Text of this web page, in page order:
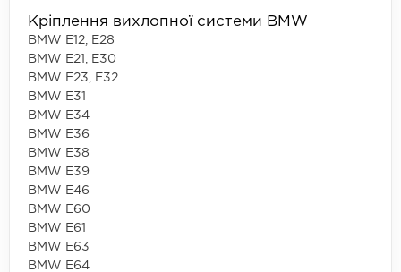
Кріплення вихлопної системи BMW
BMW E12, E28
BMW E21, E30
BMW E23, E32
BMW E31
BMW E34
BMW E36
BMW E38
BMW E39
BMW E46
BMW E60
BMW E61
BMW E63
BMW E64